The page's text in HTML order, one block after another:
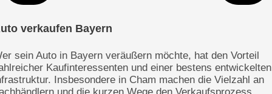
verkaufen Bayern
sein Auto in Bayern veräußern möchte, hat den Vorteil
Kaufinteressenten und einer bestens entwickelten
Insbesondere in Cham machen die Vielzahl an
und die kurzen Wege den Verkaufsprozess